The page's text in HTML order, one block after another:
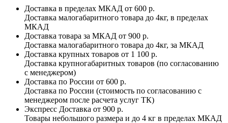
Доставка в пределах МКАД от 600 р.
Доставка малогабаритного товара до 4кг, в пределах
МКАД
Доставка товара за МКАД от 900 р.
Доставка малогабаритного товара до 4кг, за МКАД
Доставка крупных товаров от 1 100 р.
Доставка крупногабаритных товаров (по согласованию
с менеджером)
Доставка по России от 600 р.
Доставка по России (стоимость по согласованию с
менеджером после расчета услуг ТК)
Экспресс Доставка от 900 р.
Товары небольшого размера и до 4 кг в пределах МКАД